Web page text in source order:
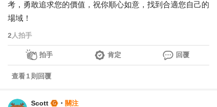
考，勇敢追求您的價值，祝你順心如意，找到合適您自己的
場域！
2 人拍手
拍手 肯定 回覆
查看1 則回覆
Scott ・ 關注